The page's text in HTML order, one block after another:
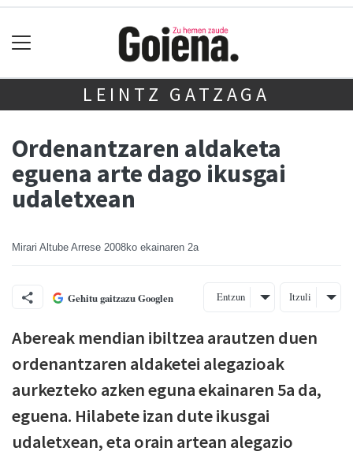
LEINTZ GATZAGA
Ordenantzaren aldaketa
eguena arte dago ikusgai
udaletxean
Mirari Altube Arrese 2008ko ekainaren 2a
Gehitu gaitzazu Googlen Entzun Itzuli
Abereak mendian ibiltzea arautzen duen
ordenantzaren aldaketei alegazioak
aurkezteko azken eguna ekainaren 5a da,
eguena. Hilabete izan dute ikusgai
udaletxean, eta orain artean alegazio